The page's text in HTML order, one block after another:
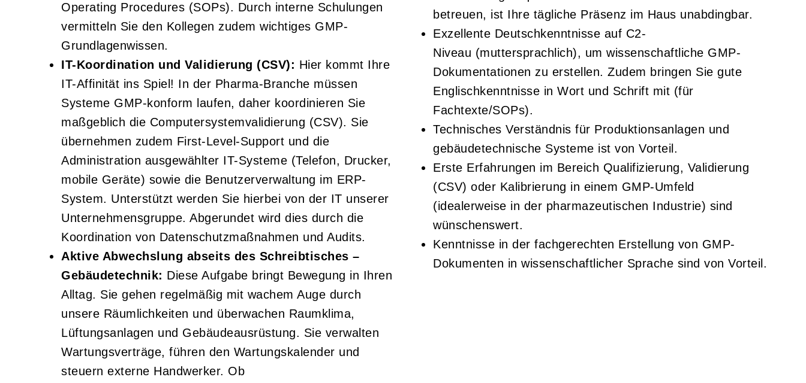
Operating Procedures (SOPs). Durch interne Schulungen
vermitteln Sie den Kollegen zudem wichtiges GMP-
Grundlagenwissen.
IT-Koordination und Validierung (CSV): Hier kommt Ihre
IT-Affinität ins Spiel! In der Pharma-Branche müssen
Systeme GMP-konform laufen, daher koordinieren Sie
maßgeblich die Computersystemvalidierung (CSV). Sie
übernehmen zudem First-Level-Support und die
Administration ausgewählter IT-Systeme (Telefon, Drucker,
mobile Geräte) sowie die Benutzerverwaltung im ERP-
System. Unterstützt werden Sie hierbei von der IT unserer
Unternehmensgruppe. Abgerundet wird dies durch die
Koordination von Datenschutzmaßnahmen und Audits.
Aktive Abwechslung abseits des Schreibtisches –
Gebäudetechnik: Diese Aufgabe bringt Bewegung in Ihren
Alltag. Sie gehen regelmäßig mit wachem Auge durch
unsere Räumlichkeiten und überwachen Raumklima,
Lüftungsanlagen und Gebäudeausrüstung. Sie verwalten
Wartungsverträge, führen den Wartungskalender und
steuern externe Handwerker. Ob
betreuen, ist Ihre tägliche Präsenz im Haus unabdingbar.
Exzellente Deutschkenntnisse auf C2-
Niveau (muttersprachlich), um wissenschaftliche GMP-
Dokumentationen zu erstellen. Zudem bringen Sie gute
Englischkenntnisse in Wort und Schrift mit (für
Fachtexte/SOPs).
Technisches Verständnis für Produktionsanlagen und
gebäudetechnische Systeme ist von Vorteil.
Erste Erfahrungen im Bereich Qualifizierung, Validierung
(CSV) oder Kalibrierung in einem GMP-Umfeld
(idealerweise in der pharmazeutischen Industrie) sind
wünschenswert.
Kenntnisse in der fachgerechten Erstellung von GMP-
Dokumenten in wissenschaftlicher Sprache sind von Vorteil.